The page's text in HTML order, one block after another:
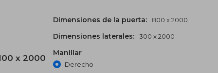
x 2000
Dimensiones de la puerta: 800 x 2000
Dimensiones laterales: 300 x 2000
Manillar
Derecho